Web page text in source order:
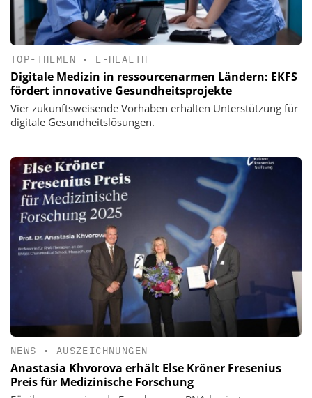
TOP-THEMEN • E-HEALTH
Digitale Medizin in ressourcenarmen Ländern: EKFS
fördert innovative Gesundheitsprojekte
Vier zukunftsweisende Vorhaben erhalten Unterstützung für
digitale Gesundheitslösungen.
NEWS • AUSZEICHNUNGEN
Anastasia Khvorova erhält Else Kröner Fresenius
Preis für Medizinische Forschung